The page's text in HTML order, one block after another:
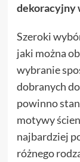
dekoracyjny
Szeroki
jaki można
wybranie
dobranych
powinno
motywy
najbardziej
różnego